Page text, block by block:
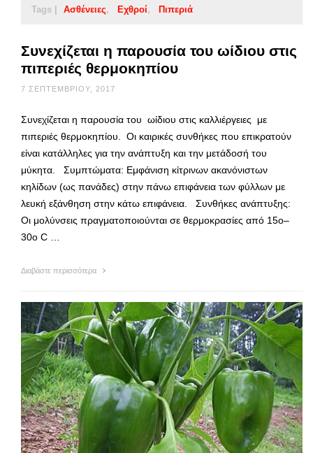
Tags | Ασθένειες Εχθροί Πιπεριά
Συνεχίζεται η παρουσία του ωίδιου στις
πιπεριές θερμοκηπίου
7 ΣΕΠΤΕΜΒΡΊΟΥ, 2017
Συνεχίζεται η παρουσία του ωίδιου στις καλλιέργειες με
πιπεριές θερμοκηπίου. Oι καιρικές συνθήκες που επικρατούν
είναι κατάλληλες για την ανάπτυξη και την μετάδοσή του
μύκητα. Συμπτώματα: Εμφάνιση κίτρινων ακανόνιστων
κηλίδων (ως πανάδες) στην πάνω επιφάνεια των φύλλων με
λευκή εξάνθηση στην κάτω επιφάνεια. Συνθήκες ανάπτυξης:
Οι μολύνσεις πραγματοποιούνται σε θερμοκρασίες από 15ο–
30ο C …
Διαβάστε περισσότερα